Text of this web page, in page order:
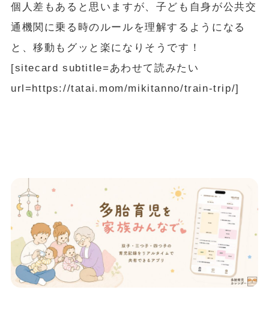
個人差もあると思いますが、子ども自身が公共交
通機関に乗る時のルールを理解するようになる
と、移動もグッと楽になりそうです！
[sitecard subtitle=あわせて読みたい
url=https://tatai.mom/mikitanno/train-trip/]